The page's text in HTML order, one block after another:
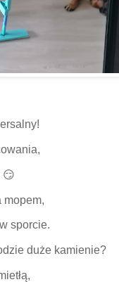
😏
mopem,
sporcie.
duże kamienie?